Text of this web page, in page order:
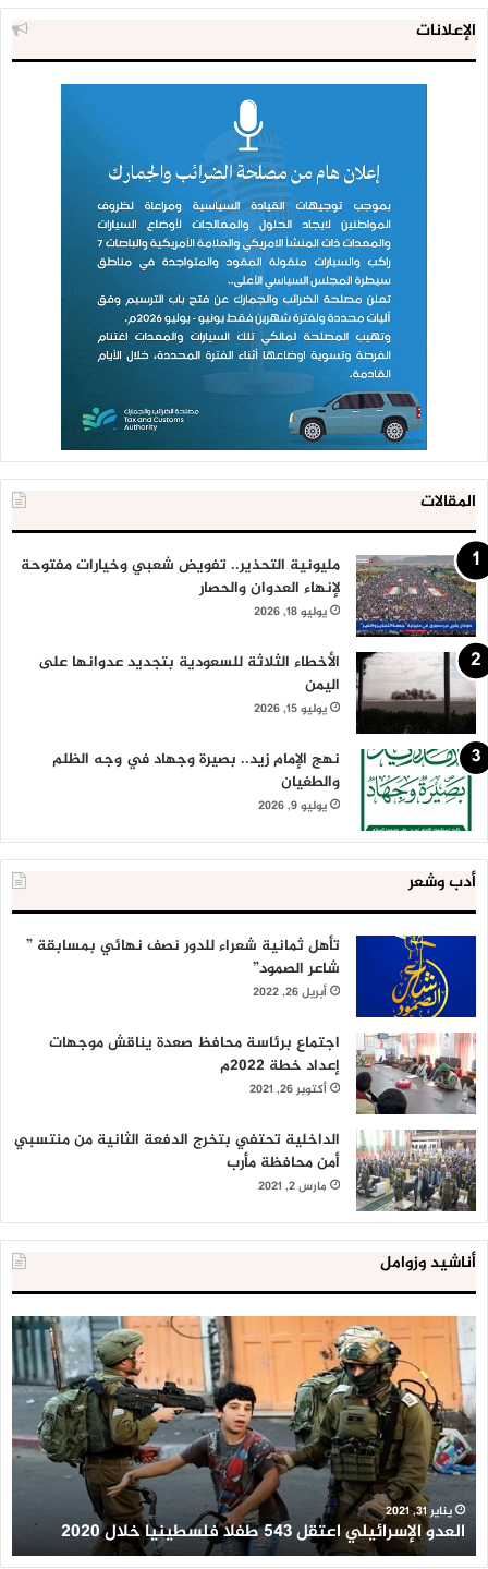
الإعلانات
المقالات
مليونية التحذير.. تفويض شعبي وخيارات مفتوحة
لإنهاء العدوان والحصار
يوليو 18, 2026
الأخطاء الثلاثة للسعودية بتجديد عدوانها على
اليمن
يوليو 15, 2026
نهج الإمام زيد.. بصيرة وجهاد في وجه الظلم
والطغيان
يوليو 9, 2026
أدب وشعر
تأهل ثمانية شعراء للدور نصف نهائي بمسابقة ”
شاعر الصمود”
أبريل 26, 2022
اجتماع برئاسة محافظ صعدة يناقش موجهات
إعداد خطة 2022م
أكتوبر 26, 2021
الداخلية تحتفي بتخرج الدفعة الثانية من منتسبي
أمن محافظة مأرب
مارس 2, 2021
أناشيد وزوامل
العدو
الإسرائيلي
اعتقل
543
طفلا
فلسطينيا
خلال
2020
يناير 31, 2021
العدو الإسرائيلي اعتقل 543 طفلا فلسطينيا خلال 2020